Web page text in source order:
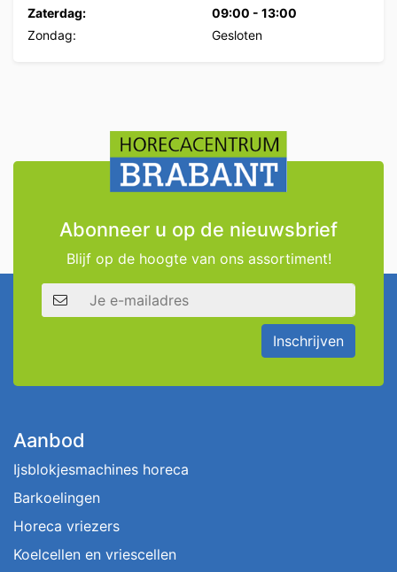
Zaterdag:
09:00 - 13:00
Zondag:
Gesloten
Abonneer u op de nieuwsbrief
Blijf op de hoogte van ons assortiment!
E-mailadres
Inschrijven
Aanbod
Ijsblokjesmachines horeca
Barkoelingen
Horeca vriezers
Koelcellen en vriescellen